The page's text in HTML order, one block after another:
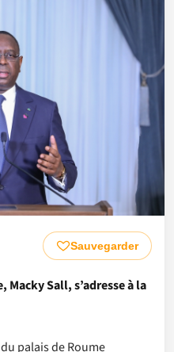
Sauvegarder
Sall, s’adresse à la
palais de Roume